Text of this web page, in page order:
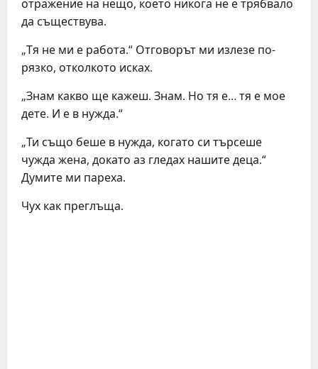
отражение на нещо, което никога не е трябвало
да съществува.
„Тя не ми е работа.“ Отговорът ми излезе по-
рязко, отколкото исках.
„Знам какво ще кажеш. Знам. Но тя е… тя е мое
дете. И е в нужда.“
„Ти също беше в нужда, когато си търсеше
чужда жена, докато аз гледах нашите деца.“
Думите ми пареха.
Чух как преглъща.